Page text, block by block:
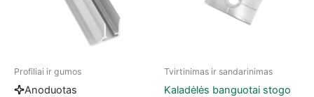
Profiliai ir gumos
Anoduotas
This product has multiple variants. The options may be
Tvirtinimas ir sandarinimas
Kaladėlės banguotai stogo